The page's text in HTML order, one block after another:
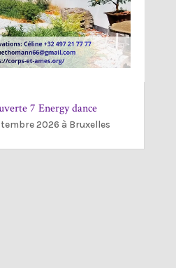
7 Energy dance
2026 à Bruxelles